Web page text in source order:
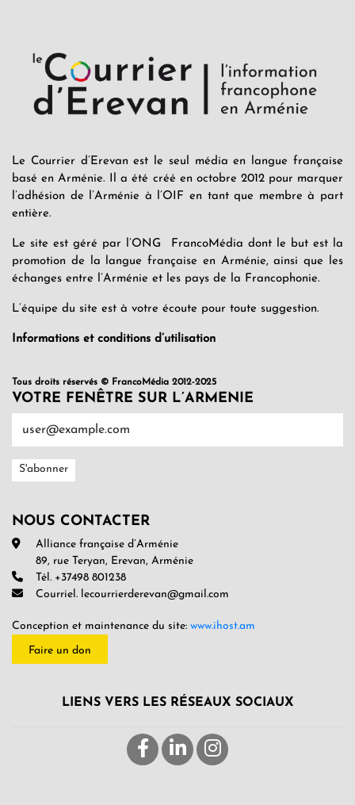
Le Courrier d’Erevan est le seul média en langue française
basé en Arménie. Il a été créé en octobre 2012 pour marquer
l’adhésion de l’Arménie à l’OIF en tant que membre à part
entière.
Le site est géré par l’ONG FrancoMédia dont le but est la
promotion de la langue française en Arménie, ainsi que les
échanges entre l’Arménie et les pays de la Francophonie.
L’équipe du site est à votre écoute pour toute suggestion.
Informations et conditions d’utilisation
Tous droits réservés © FrancoMédia 2012-2025
VOTRE FENÊTRE SUR L’ARMENIE
NOUS CONTACTER
Alliance française d’Arménie
89, rue Teryan, Erevan, Arménie
Tél. +37498 801238
Courriel. lecourrierderevan@gmail.com
Conception et maintenance du site: www.ihost.am
Faire un don
LIENS VERS LES RÉSEAUX SOCIAUX